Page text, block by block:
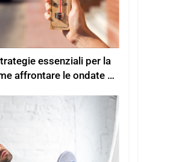
essenziali per la
affrontare le ondate di